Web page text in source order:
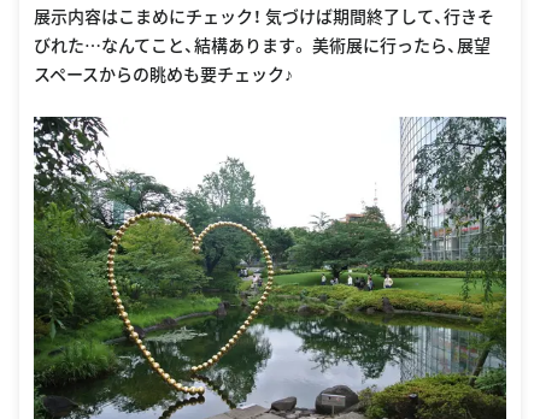
展示内容はこまめにチェック！ 気づけば期間終了して、行きそ
びれた…なんてこと、結構あります。 美術展に行ったら、展望
スペースからの眺めも要チェック♪